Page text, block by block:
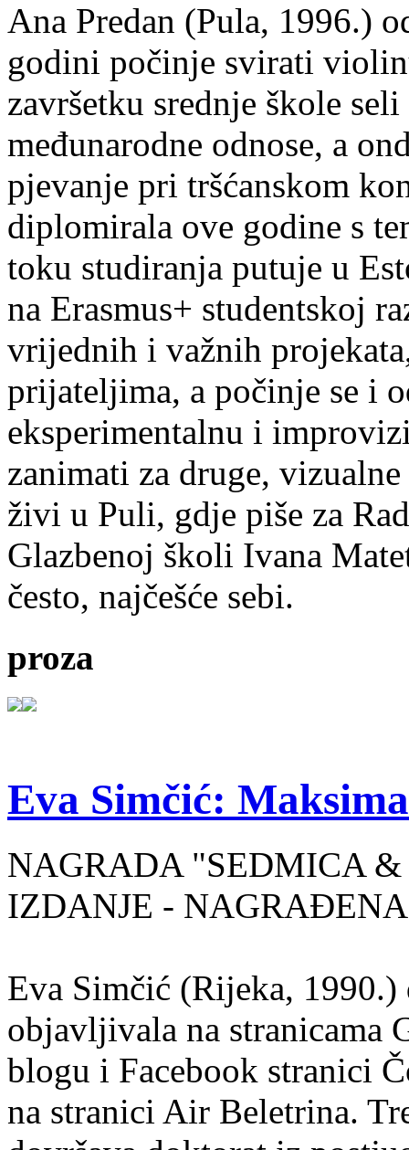
Ana Predan (Pula, 1996.)
godini počinje svirati
završetku srednje škole
međunarodne odnose, a
pjevanje pri tršćanskom
diplomirala ove godine s
toku studiranja putuje u
na Erasmus+ studentskoj
vrijednih i važnih
prijateljima, a počinje se i
eksperimentalnu i
zanimati za druge,
živi u Puli, gdje piše za
Glazbenoj školi Ivana
često, najčešće sebi.
proza
Eva Simčić:
NAGRADA "SEDMICA
IZDANJE -
Eva Simčić (Rijeka, 1990.)
objavljivala na stranicama
blogu i Facebook stranici
na stranici Air Beletrina.